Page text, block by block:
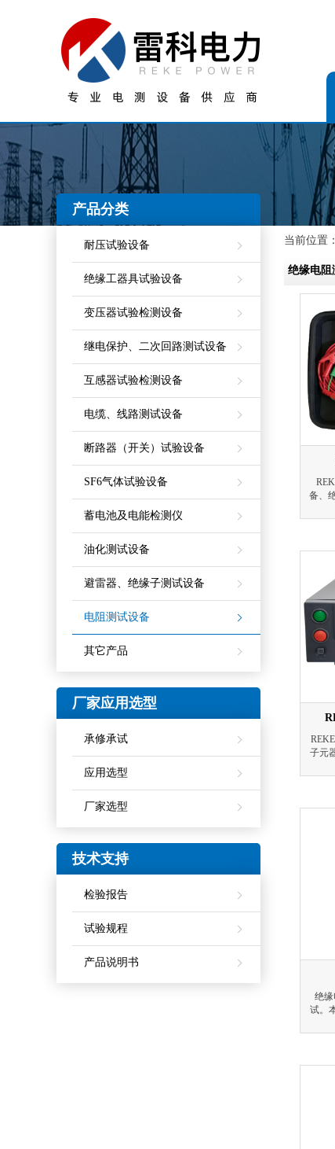
当前位置：
绝缘电阻
备、
量
三接
子元
便
试时
的
绝
试。
产品分类
耐压试验设备
绝缘工器具试验设备
变压器试验检测设备
继电保护、二次回路测试设备
互感器试验检测设备
电缆、线路测试设备
断路器（开关）试验设备
SF6气体试验设备
蓄电池及电能检测仪
油化测试设备
避雷器、绝缘子测试设备
电阻测试设备
其它产品
厂家应用选型
承修承试
应用选型
厂家选型
技术支持
检验报告
试验规程
产品说明书